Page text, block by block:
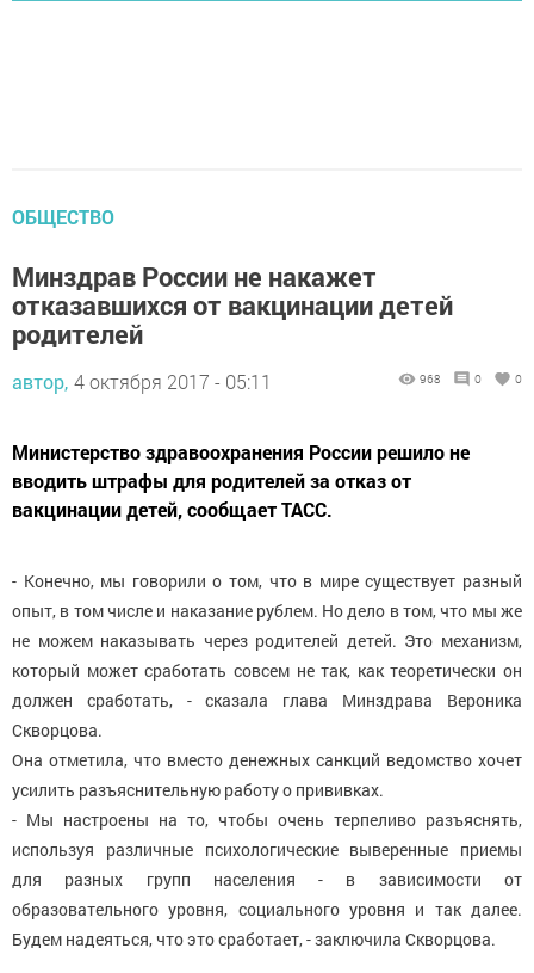
ОБЩЕСТВО
Минздрав России не накажет
отказавшихся от вакцинации детей
родителей
автор, 4 октября 2017 - 05:11 968 0 0
Министерство здравоохранения России решило не
вводить штрафы для родителей за отказ от
вакцинации детей, сообщает ТАСС.
- Конечно, мы говорили о том, что в мире существует разный
опыт, в том числе и наказание рублем. Но дело в том, что мы же
не можем наказывать через родителей детей. Это механизм,
который может сработать совсем не так, как теоретически он
должен сработать, - сказала глава Минздрава Вероника
Скворцова.
Она отметила, что вместо денежных санкций ведомство хочет
усилить разъяснительную работу о прививках.
- Мы настроены на то, чтобы очень терпеливо разъяснять,
используя различные психологические выверенные приемы
для разных групп населения - в зависимости от
образовательного уровня, социального уровня и так далее.
Будем надеяться, что это сработает, - заключила Скворцова.